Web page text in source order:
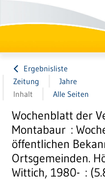
Ergebnisliste
Zeitung
Jahre
Inhalt
Alle Seiten
Wochenblatt der
Montabaur :
öffentlichen
Ortsgemeinden.
Wittich, 1980- :